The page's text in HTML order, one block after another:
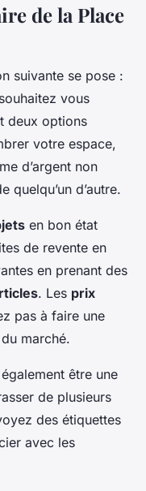
de la Place
suivante se pose :
vous
deux options
votre espace,
d’argent non
quelqu’un d’autre.
en bon état
de revente en
en prenant des
. Les prix
pas à faire une
marché.
être une
de plusieurs
des étiquettes
avec les